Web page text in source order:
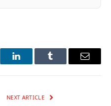
LinkedInTumblr Email
NEXT ARTICLE